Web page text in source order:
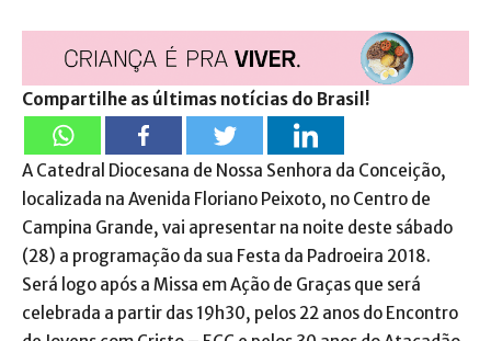
Compartilhe as últimas notícias do Brasil!
A Catedral Diocesana de Nossa Senhora da Conceição,
localizada na Avenida Floriano Peixoto, no Centro de
Campina Grande, vai apresentar na noite deste sábado
(28) a programação da sua Festa da Padroeira 2018.
Será logo após a Missa em Ação de Graças que será
celebrada a partir das 19h30, pelos 22 anos do Encontro